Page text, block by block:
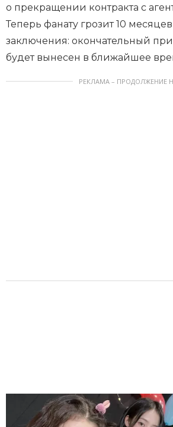
о прекращении контракта с
Теперь фанату грозит 10
заключения: окончательный
будет вынесен в ближайшее
РЕКЛАМА – ПРОДОЛЖЕНИЕ